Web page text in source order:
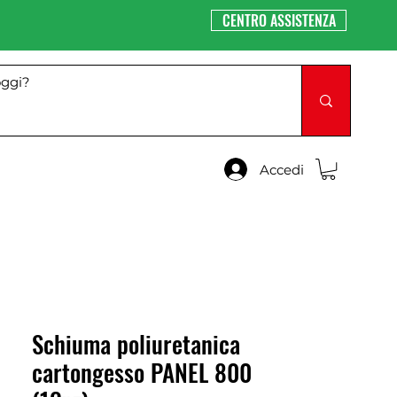
CENTRO ASSISTENZA
Accedi
Schiuma poliuretanica
cartongesso PANEL 800